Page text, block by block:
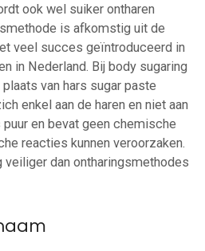
ook wel suiker ontharen
is afkomstig uit de
veel succes geïntroduceerd in
in Nederland. Bij body sugaring
van hars sugar paste
enkel aan de haren en niet aan
en bevat geen chemische
reacties kunnen veroorzaken.
veiliger dan ontharingsmethodes